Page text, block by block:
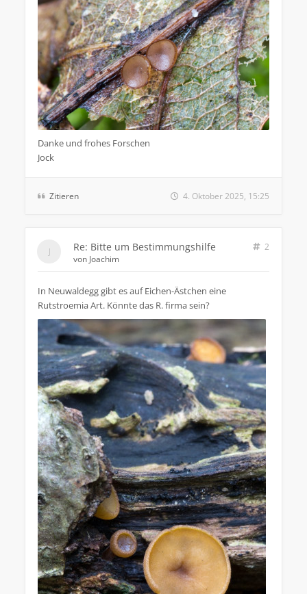
Danke und frohes Forschen
Jock
Zitieren 4. Oktober 2025, 15:25
Re: Bitte um Bestimmungshilfe
2
von Joachim
In Neuwaldegg gibt es auf Eichen-Ästchen eine
Rutstroemia Art. Könnte das R. firma sein?